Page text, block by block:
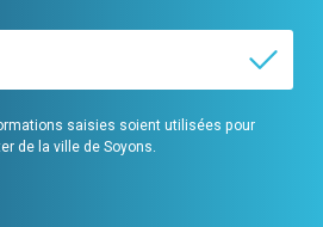
saisies soient utilisées pour
de la ville de Soyons.